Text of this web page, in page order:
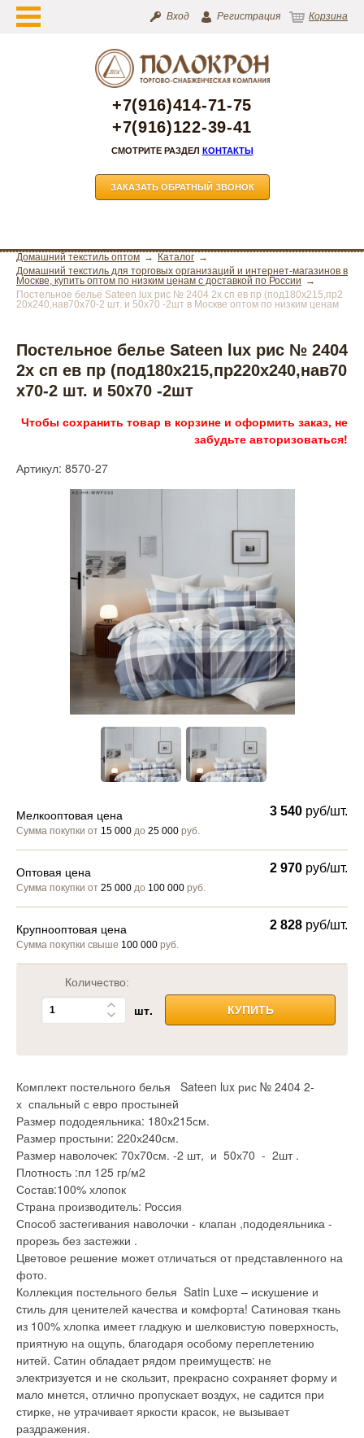
Вход Регистрация Корзина
+7(916)414-71-75
+7(916)122-39-41
СМОТРИТЕ РАЗДЕЛ КОНТАКТЫ
ЗАКАЗАТЬ ОБРАТНЫЙ ЗВОНОК
Домашний текстиль оптом
Каталог
Домашний текстиль для торговых организаций и интернет-магазинов в
Москве, купить оптом по низким ценам с доставкой по России
Постельное белье Sateen lux рис № 2404 2х сп ев пр (под180х215,пр2
20х240,нав70х70-2 шт. и 50х70 -2шт в Москве оптом по низким ценам
Постельное белье Sateen lux рис № 2404
2х сп ев пр (под180х215,пр220х240,нав70
х70-2 шт. и 50х70 -2шт
Чтобы сохранить товар в корзине и оформить заказ, не
забудьте авторизоваться!
Артикул: 8570-27
Мелкооптовая цена
Сумма покупки от 15 000 до 25 000 руб.
3 540 руб/шт.
Оптовая цена
Сумма покупки от 25 000 до 100 000 руб.
2 970 руб/шт.
Крупнооптовая цена
Сумма покупки свыше 100 000 руб.
2 828 руб/шт.
Количество:
шт. КУПИТЬ
Комплект постельного белья Sateen lux рис № 2404 2-
х спальный с евро простыней
Размер пододеяльника: 180х215см.
Размер простыни: 220х240см.
Размер наволочек: 70х70см. -2 шт, и 50х70 - 2шт .
Плотность :пл 125 гр/м2
Состав:100% хлопок
Страна производитель: Россия
Способ застегивания наволочки - клапан ,пододеяльника -
прорезь без застежки .
Цветовое решение может отличаться от представленного на
фото.
Коллекция постельного белья Satin Luxe – искушение и
cтиль для ценителей качества и комфорта! Сатиновая ткань
из 100% хлопка имеет гладкую и шелковистую поверхность,
приятную на ощупь, благодаря особому переплетению
нитей. Сатин обладает рядом преимуществ: не
электризуется и не скользит, прекрасно сохраняет форму и
мало мнется, отлично пропускает воздух, не садится при
стирке, не утрачивает яркости красок, не вызывает
раздражения.